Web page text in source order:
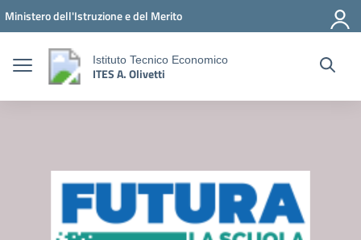
Vai ai contenuti
Vai al menu di navigazione
Vai al footer
Ministero dell'Istruzione e del Merito
Istituto Tecnico Economico
ITES A. Olivetti